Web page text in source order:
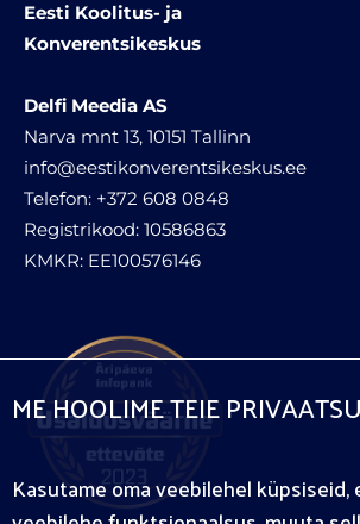
Eesti Koolitus- ja
Konverentsikeskus
Delfi Meedia AS
Narva mnt 13, 10151 Tallinn
info@eestikonverentsikeskus.ee
Telefon: +372 608 0848
Registrikood: 10586863
KMKR: EE100576146
ME HOOLIME TEIE
Kasutame oma veebilehel küpsiseid,